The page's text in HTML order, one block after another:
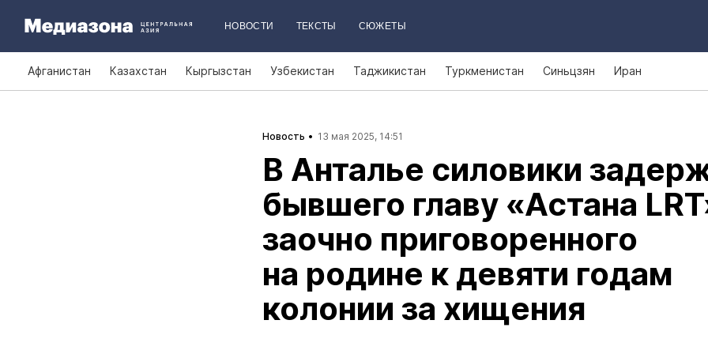
НОВОСТИ ТЕКСТЫ СЮЖЕТЫ
Афганистан Казахстан Кыргызстан Узбекистан Таджикистан Туркменистан Синьцзян Иран
Новость 13 мая 2025, 14:51
В Анталье силовики
бывшего главу «Астана
заочно приговоренного
на родине к девяти годам
колонии за хищения